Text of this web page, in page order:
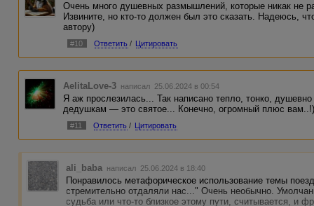
Очень много душевных размышлений, которые никак не
Извините, но кто-то должен был это сказать. Надеюсь,
автору)
#10 Ответить / Цитировать
AelitaLove-3 написал 25.06.2024 в 00:54
Я аж прослезилась... Так написано тепло, тонко,
дедушкам — это святое... Конечно, огромный плюс
#11 Ответить / Цитировать
ali_baba написал 25.06.2024 в 18:40
Понравилось метафорическое использование темы
стремительно отдаляли нас..." Очень необычно.
судьба или что-то близкое этому пути, считывается, и